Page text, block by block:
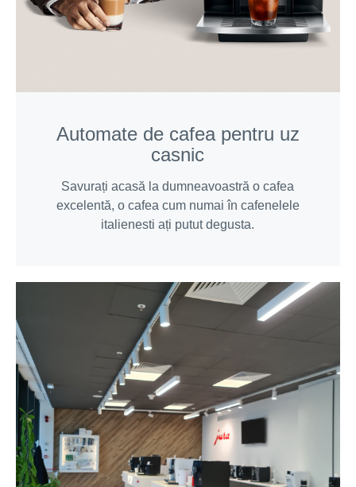
Automate de cafea pentru uz
casnic
Savurați acasă la dumneavoastră o cafea
excelentă, o cafea cum numai în cafenelele
italienesti ați putut degusta.